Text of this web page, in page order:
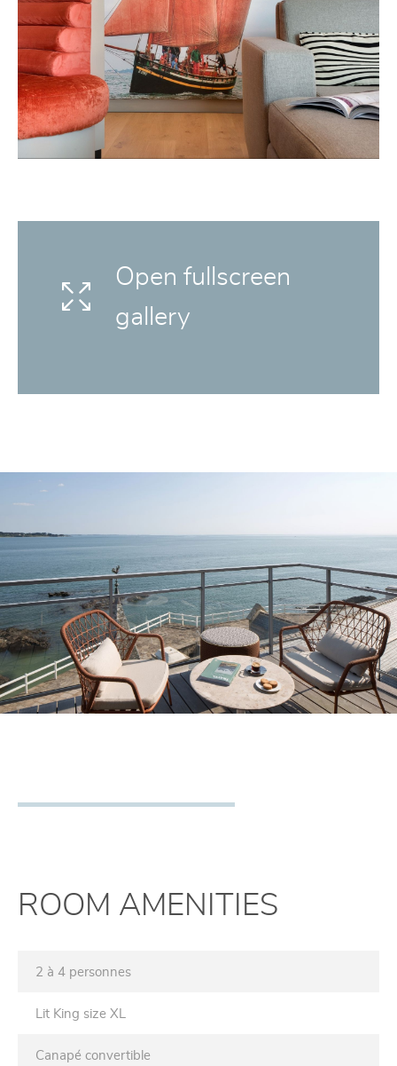
Open fullscreen
gallery
ROOM AMENITIES
2 à 4 personnes
Lit King size XL
Canapé convertible